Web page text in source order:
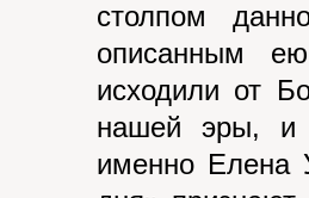
столпом
описанным
исходили от
нашей эры, и
именно Елена